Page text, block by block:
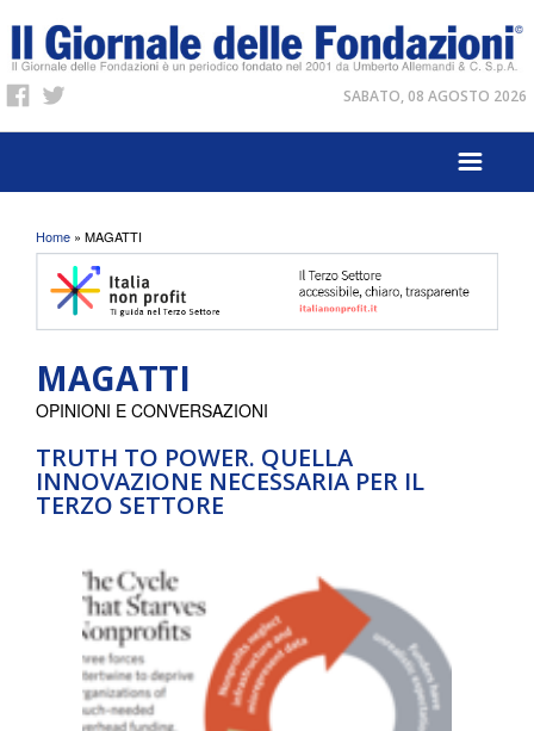
SABATO, 08 AGOSTO 2026
Tu sei qui
Home » MAGATTI
MAGATTI
TRUTH TO POWER. QUELLA
INNOVAZIONE NECESSARIA PER IL
TERZO SETTORE
OPINIONI E CONVERSAZIONI